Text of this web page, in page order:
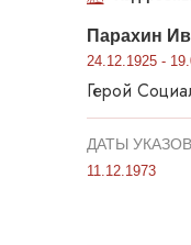
Парахин
24.12.1925 -
Герой
ДАТЫ УКАЗОВ
11.12.1973